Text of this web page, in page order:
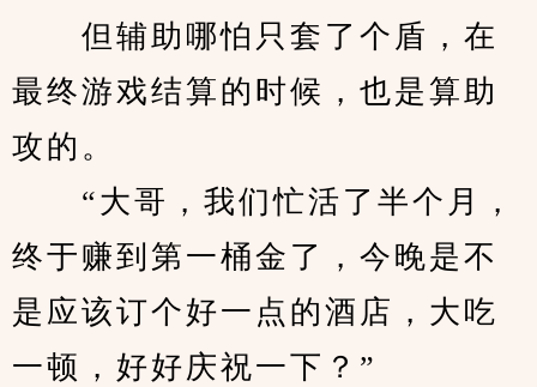
但辅助哪怕只套了个盾，在
最终游戏结算的时候，也是算助
攻的。
“大哥，我们忙活了半个月，
终于赚到第一桶金了，今晚是不
是应该订个好一点的酒店，大吃
一顿，好好庆祝一下？”